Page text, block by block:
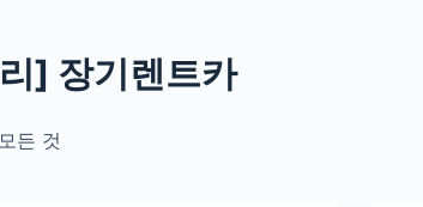
] 장기렌트카
든 것